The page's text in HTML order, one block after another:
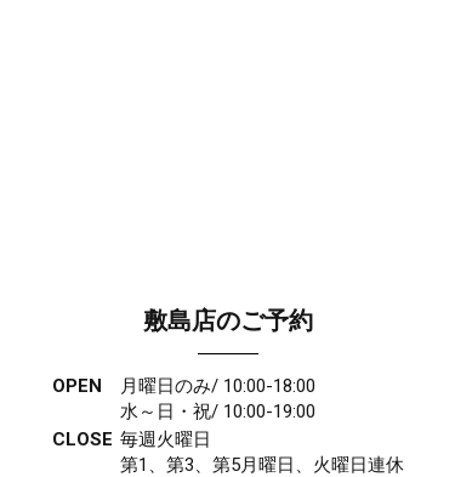
敷島店のご予約
OPEN
月曜日のみ/ 10:00-18:00
水～日・祝/ 10:00-19:00
CLOSE 毎週火曜日
第1、第3、第5月曜日、火曜日連休